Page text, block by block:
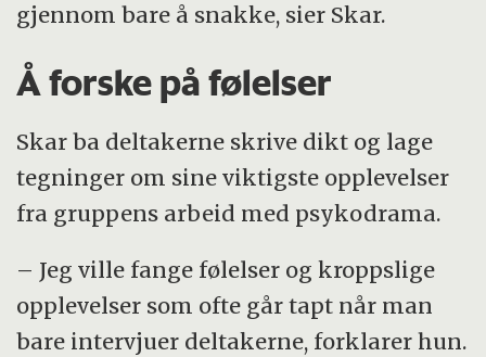
gjennom bare å snakke, sier Skar.
Å forske på følelser
Skar ba deltakerne skrive dikt og lage
tegninger om sine viktigste opplevelser
fra gruppens arbeid med psykodrama.
– Jeg ville fange følelser og kroppslige
opplevelser som ofte går tapt når man
bare intervjuer deltakerne, forklarer hun.